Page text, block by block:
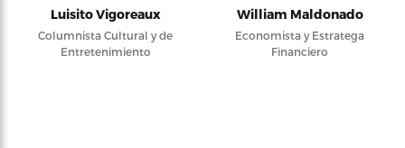
Luisito Vigoreaux
Columnista Cultural y de
Entretenimiento
William Maldonado
Economista y Estratega
Financiero